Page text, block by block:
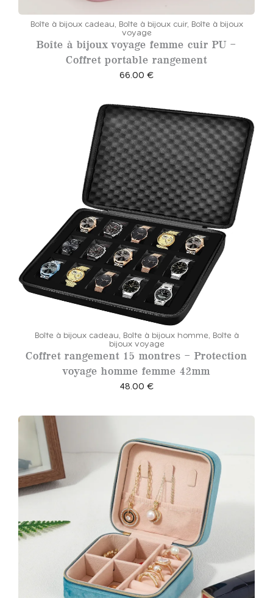
Boîte à bijoux cadeau, Boîte à bijoux cuir, Boîte à bijoux
voyage
Boîte à bijoux voyage femme cuir PU –
Coffret portable rangement
66.00 €
Boîte à bijoux cadeau, Boîte à bijoux homme, Boîte à
bijoux voyage
Coffret rangement 15 montres – Protection
voyage homme femme 42mm
48.00 €